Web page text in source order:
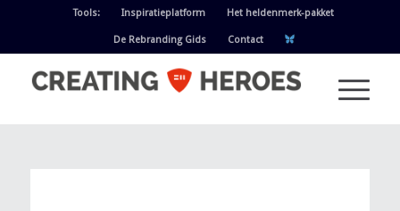
Tools: Inspiratieplatform Het heldenmerk-pakket
De Rebranding Gids Contact